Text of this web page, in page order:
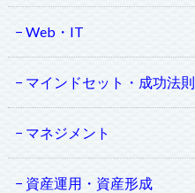
Web・IT
マインドセット・成功法則
マネジメント
資産運用・資産形成